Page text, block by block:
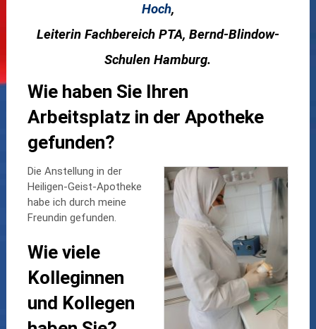
Hoch,
Leiterin Fachbereich PTA, Bernd-Blindow-
Schulen Hamburg.
Wie haben Sie Ihren
Arbeitsplatz in der Apotheke
gefunden?
Die Anstellung in der
Heiligen-Geist-Apotheke
habe ich durch meine
Freundin gefunden.
Wie viele
Kolleginnen
und Kollegen